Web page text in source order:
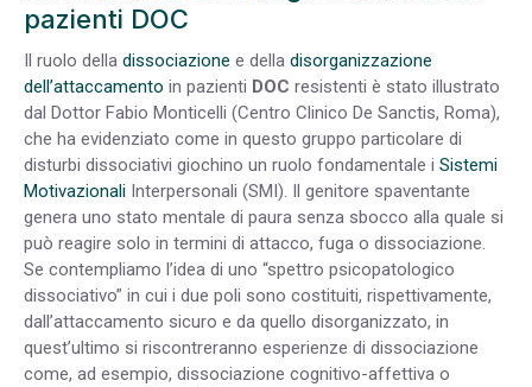
pazienti DOC
Il ruolo della dissociazione e della disorganizzazione
dell’attaccamento in pazienti DOC resistenti è stato illustrato
dal Dottor Fabio Monticelli (Centro Clinico De Sanctis, Roma),
che ha evidenziato come in questo gruppo particolare di
disturbi dissociativi giochino un ruolo fondamentale i Sistemi
Motivazionali Interpersonali (SMI). Il genitore spaventante
genera uno stato mentale di paura senza sbocco alla quale si
può reagire solo in termini di attacco, fuga o dissociazione.
Se contempliamo l’idea di uno “spettro psicopatologico
dissociativo” in cui i due poli sono costituiti, rispettivamente,
dall’attaccamento sicuro e da quello disorganizzato, in
quest’ultimo si riscontreranno esperienze di dissociazione
come, ad esempio, dissociazione cognitivo-affettiva o